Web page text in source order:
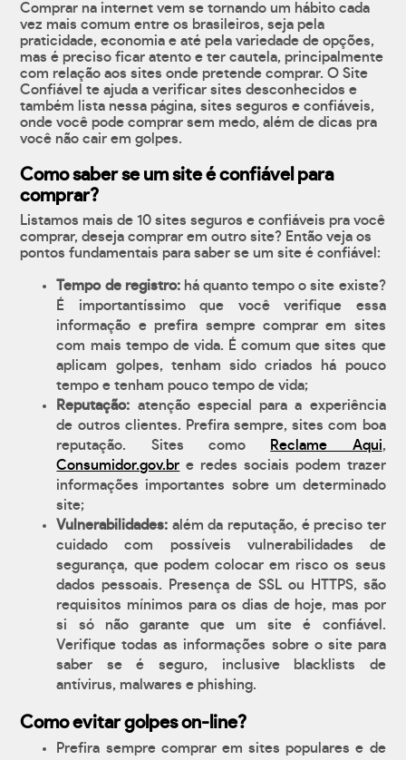
Comprar na internet vem se tornando um hábito cada
vez mais comum entre os brasileiros, seja pela
praticidade, economia e até pela variedade de opções,
mas é preciso ficar atento e ter cautela, principalmente
com relação aos sites onde pretende comprar. O Site
Confiável te ajuda a verificar sites desconhecidos e
também lista nessa página, sites seguros e confiáveis,
onde você pode comprar sem medo, além de dicas pra
você não cair em golpes.
Como saber se um site é confiável para
comprar?
Listamos mais de 10 sites seguros e confiáveis pra você
comprar, deseja comprar em outro site? Então veja os
pontos fundamentais para saber se um site é confiável:
Tempo de registro:há quanto tempo o site existe?
É importantíssimo que você verifique essa
informação e prefira sempre comprar em sites
com mais tempo de vida. É comum que sites que
aplicam golpes, tenham sido criados há pouco
tempo e tenham pouco tempo de vida;
Reputação: atenção especial para a experiência
de outros clientes. Prefira sempre, sites com boa
reputação. Sites como
Reclame Aqui,
Consumidor.gov.br e redes sociais podem trazer
informações importantes sobre um determinado
site;
Vulnerabilidades: além da reputação, é preciso ter
cuidado com possíveis vulnerabilidades de
segurança, que podem colocar em risco os seus
dados pessoais. Presença de SSL ou HTTPS, são
requisitos mínimos para os dias de hoje, mas por
si só não garante que um site é confiável.
Verifique todas as informações sobre o site para
saber se é seguro, inclusive blacklists de
antívirus, malwares e phishing.
Como evitar golpes on-line?
Prefira sempre comprar em sites populares e de